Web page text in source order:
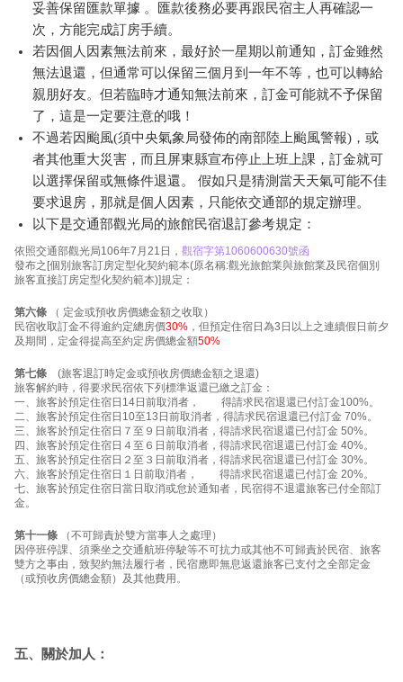
妥善保留匯款單據 。匯款後務必要再跟民宿主人再確認一
次，方能完成訂房手續。
若因個人因素無法前來，最好於一星期以前通知，訂金雖然
無法退還，但通常可以保留三個月到一年不等，也可以轉給
親朋好友。但若臨時才通知無法前來，訂金可能就不予保留
了，這是一定要注意的哦！
不過若因颱風(須中央氣象局發佈的南部陸上颱風警報)，或
者其他重大災害，而且屏東縣宣布停止上班上課，訂金就可
以選擇保留或無條件退還。 假如只是猜測當天天氣可能不佳
要求退房，那就是個人因素，只能依交通部的規定辦理。
以下是交通部觀光局的旅館民宿退訂參考規定：
依照交通部觀光局106年7月21日， 觀宿字第1060600630號函
發布之[個別旅客訂房定型化契約範本(原名稱:觀光旅館業與旅館業及民宿個別
旅客直接訂房定型化契約範本)]規定：
第六條 （ 定金或預收房價總金額之收取）
民宿收取訂金不得逾約定總房價30% ，但預定住宿日為3日以上之連續假日前夕
及期間，定金得提高至約定房價總金額50%
第七條 (旅客退訂時定金或預收房價總金額之退還)
旅客解約時，得要求民宿依下列標準返還已繳之訂金：
一、旅客於預定住宿日14日前取消者， 得請求民宿退還已付訂金100%。
二、旅客於預定住宿日10至13日前取消者，得請求民宿退還已付訂金 70%。
三、旅客於預定住宿日７至９日前取消者，得請求民宿退還已付訂金 50%。
四、旅客於預定住宿日４至６日前取消者，得請求民宿退還已付訂金 40%。
五、旅客於預定住宿日２至３日前取消者，得請求民宿退還已付訂金 30%。
六、旅客於預定住宿日１日前取消者， 得請求民宿退還已付訂金 20%。
七、旅客於預定住宿日當日取消或怠於通知者，民宿得不退還旅客已付全部訂
金。
第十一條 （不可歸責於雙方當事人之處理）
因停班停課、須乘坐之交通航班停駛等不可抗力或其他不可歸責於民宿、旅客
雙方之事由，致契約無法履行者，民宿應即無息返還旅客已支付之全部定金
（或預收房價總金額）及其他費用。
五、關於加人：